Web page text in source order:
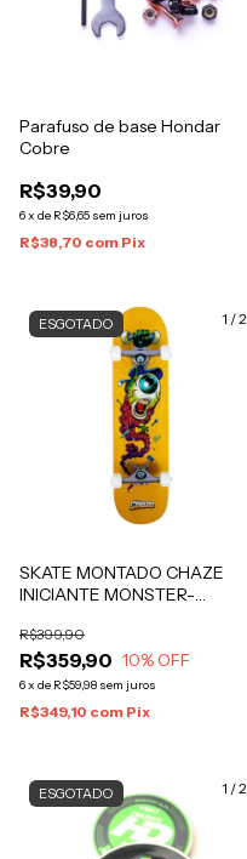
Parafuso de base Hondar
Cobre
R$39,90
6x de R$6,65 sem juros
R$38,70 com Pix
1 /2
ESGOTADO
SKATE MONTADO CHAZE
INICIANTE MONSTER-
R$359,90
R$399,90
10% OFF
6x de R$59,98 sem juros
R$349,10 com Pix
1 /2
ESGOTADO